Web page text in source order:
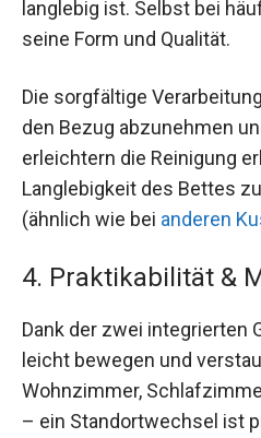
langlebig ist. Selbst bei
seine Form und Qualität.
Die sorgfältige
den Bezug abzunehmen
erleichtern die Reinigung
Langlebigkeit des Bettes
(ähnlich wie bei anderen
4. Praktikabilität &
Dank der zwei integrierten
leicht bewegen und
Wohnzimmer,
– ein Standortwechsel ist